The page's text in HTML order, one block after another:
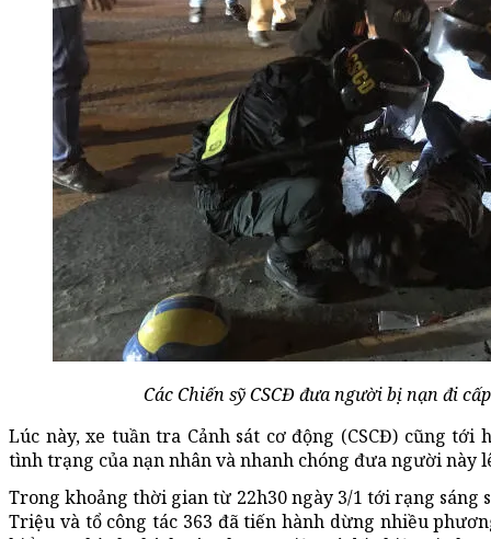
Các Chiến sỹ CSCĐ đưa người bị nạn đi
Lúc này, xe tuần tra Cảnh sát cơ động (CSCĐ) cũng
tình trạng của nạn nhân và nhanh chóng đưa người này
Trong khoảng thời gian từ 22h30 ngày 3/1 tới rạng sáng
Triệu và tổ công tác 363 đã tiến hành dừng nhiều